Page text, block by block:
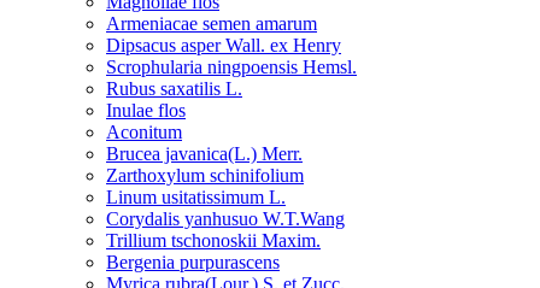
Armeniacae semen amarum
Dipsacus asper Wall. ex Henry
Scrophularia ningpoensis Hemsl.
Rubus saxatilis L.
Inulae flos
Aconitum
Brucea javanica(L.) Merr.
Zarthoxylum schinifolium
Linum usitatissimum L.
Corydalis yanhusuo W.T.Wang
Trillium tschonoskii Maxim.
Bergenia purpurascens
Myrica rubra(Lour.) S. et Zucc.